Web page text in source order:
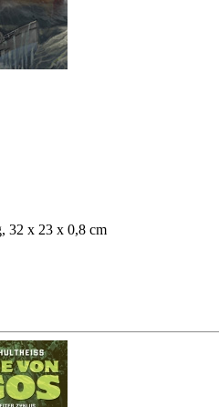
32 x 23 x 0,8 cm